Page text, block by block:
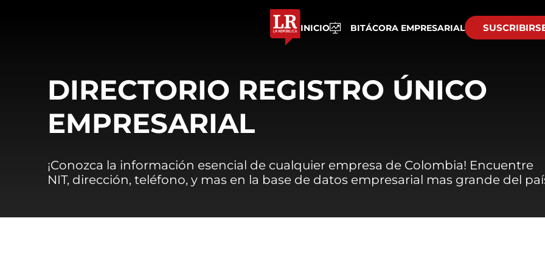
INICIO BITÁCORA EMPRESARIAL
DIRECTORIO REGISTRO ÚNICO
EMPRESARIAL
¡Conozca la información esencial de cualquier empresa de Colombia! Encuentre
NIT, dirección, teléfono, y mas en la base de datos empresarial mas grande del